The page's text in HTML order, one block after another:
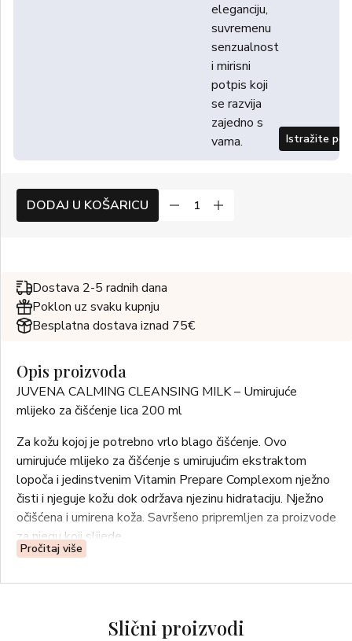
eleganciju,
suvremenu
senzualnost
i mirisni
potpis koji
se razvija
zajedno s
vama.
Istražite
DODAJ U KOŠARICU
Dostava 2-5 radnih dana
Poklon uz svaku kupnju
Besplatna dostava iznad 75€
Opis proizvoda
JUVENA CALMING CLEANSING MILK – Umirujuće
mlijeko za čišćenje lica 200 ml
Za kožu kojoj je potrebno vrlo blago čišćenje. Ovo
umirujuće mlijeko za čišćenje s umirujućim ekstraktom
lopoča i jedinstvenim Vitamin Prepare Complexom nježno
čisti i njeguje kožu dok održava njezinu hidrataciju. Nježno
očišćena i umirena koža. Savršeno pripremljen za proizvode
za njegu koji slijede.
na lice i vrat. Uklonite vodom ili blazinicom.
Za normalnu do suhu kožu.
Pročitaj više
Slični proizvodi